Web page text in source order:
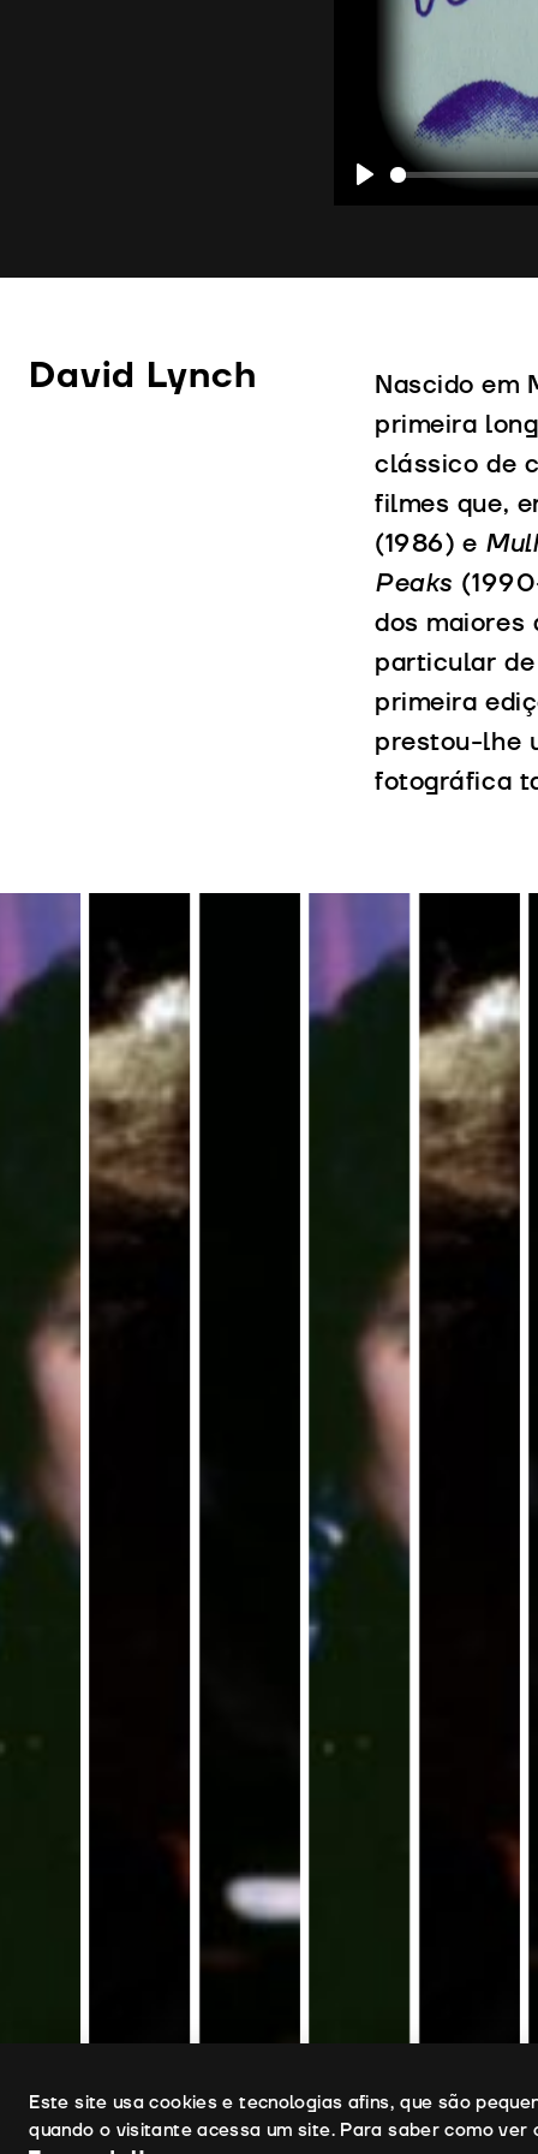
David Lynch
Nascido em
primeira
clássico de
filmes que,
(1986) e
Peaks
dos maiores
particular
primeira
prestou-lhe
fotográfica
Uso de cookies
Este site usa cookies e tecnologias afins, que são
quando o visitante acessa um site. Para saber como